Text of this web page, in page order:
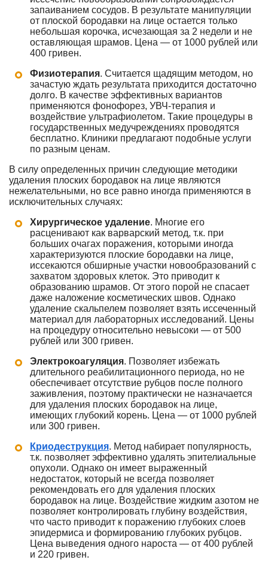
запаиванием сосудов. В результате манипуляции
от плоской бородавки на лице остается только
небольшая корочка, исчезающая за 2 недели и не
оставляющая шрамов. Цена — от 1000 рублей или
400 гривен.
Физиотерапия. Считается щадящим методом, но
зачастую ждать результата приходится достаточно
долго. В качестве эффективных вариантов
применяются фонофорез, УВЧ-терапия и
воздействие ультрафиолетом. Такие процедуры в
государственных медучреждениях проводятся
бесплатно. Клиники предлагают подобные услуги
по разным ценам.
В силу определенных причин следующие методики
удаления плоских бородавок на лице являются
нежелательными, но все равно иногда применяются в
исключительных случаях:
Хирургическое удаление. Многие его
расценивают как варварский метод, т.к. при
больших очагах поражения, которыми иногда
характеризуются плоские бородавки на лице,
иссекаются обширные участки новообразований с
захватом здоровых клеток. Это приводит к
образованию шрамов. От этого порой не спасает
даже наложение косметических швов. Однако
удаление скальпелем позволяет взять иссеченный
материал для лабораторных исследований. Цены
на процедуру относительно невысоки — от 500
рублей или 300 гривен.
Электрокоагуляция. Позволяет избежать
длительного реабилитационного периода, но не
обеспечивает отсутствие рубцов после полного
заживления, поэтому практически не назначается
для удаления плоских бородавок на лице,
имеющих глубокий корень. Цена — от 1000 рублей
или 300 гривен.
Криодеструкция. Метод набирает популярность,
т.к. позволяет эффективно удалять эпителиальные
опухоли. Однако он имеет выраженный
недостаток, который не всегда позволяет
рекомендовать его для удаления плоских
бородавок на лице. Воздействие жидким азотом не
позволяет контролировать глубину воздействия,
что часто приводит к поражению глубоких слоев
эпидермиса и формированию глубоких рубцов.
Цена выведения одного нароста — от 400 рублей
и 220 гривен.